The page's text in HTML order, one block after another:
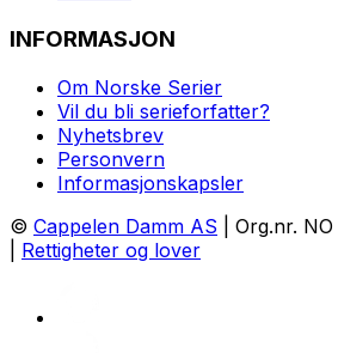
INFORMASJON
Om Norske Serier
Vil du bli serieforfatter?
Nyhetsbrev
Personvern
Informasjonskapsler
© Cappelen Damm AS | Org.nr.
Rettigheter og lover